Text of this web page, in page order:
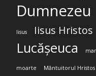
Dumnezeu
Iisus Iisus Hristos
Lucășeuca
moarte Mântuitorul Hristos